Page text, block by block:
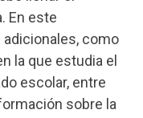
En este
como
la que estudia el
escolar, entre
sobre la